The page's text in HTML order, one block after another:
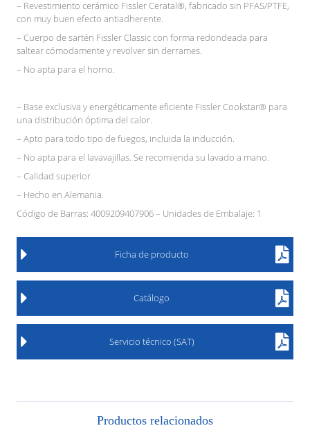
– Revestimiento cerámico Fissler Ceratal®, fabricado sin PFAS/PTFE,
con muy buen efecto antiadherente.
– Cuerpo de sartén Fissler Classic con forma redondeada para
saltear cómodamente y revolver sin derrames.
– No apta para el horno.
– Base exclusiva y energéticamente eficiente Fissler Cookstar® para
una distribución óptima del calor.
– Apto para todo tipo de fuegos, incluida la inducción.
– No apta para el lavavajillas. Se recomienda su lavado a mano.
– Calidad superior
– Hecho en Alemania.
Código de Barras: 4009209407906 – Unidades de Embalaje: 1
Ficha de producto
Catálogo
Servicio técnico (SAT)
Productos relacionados